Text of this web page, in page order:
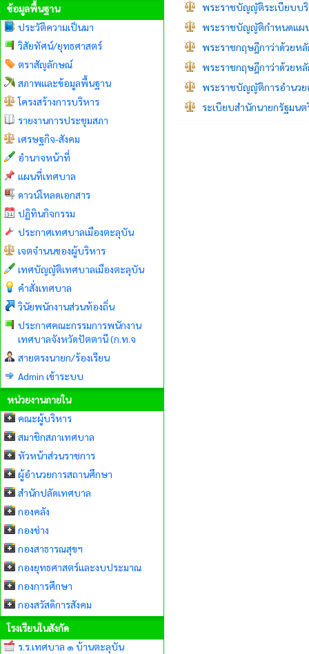
ข้อมูลพื้นฐาน
ประวัติความเป็นมา
วิสัยทัศน์/ยุทธศาสตร์
ตราสัญลักษณ์
สภาพและข้อมูลพื้นฐาน
โครงสร้างการบริหาร
รายงานการประชุมสภา
เศรษฐกิจ-สังคม
อำนาจหน้าที่
แผนที่เทศบาล
ดาวน์โหลดเอกสาร
ปฏิทินกิจกรรม
ประกาศเทศบาลเมืองตะลุบัน
เจตจำนนของผู้บริหาร
เทศบัญญัติเทศบาลเมืองตะลุบัน
คำสั่งเทศบาล
วินัยพนักงานส่วนท้องถิ่น
ประกาศคณะกรรมการพนักงาน
เทศบาลจังหวัดปัตตานี (ก.ท.จ
สายตรงนายก/ร้องเรียน
Admin เข้าระบบ
หน่วยงานภายใน
คณะผู้บริหาร
สมาชิกสภาเทศบาล
หัวหน้าส่วนราชการ
ผู้อำนวยการสถานศึกษา
สำนักปลัดเทศบาล
กองคลัง
กองช่าง
กองสาธารณสุขฯ
กองยุทธศาสตร์และงบประมาณ
กองการศึกษา
กองสวัสดิการสังคม
โรงเรียนในสังกัด
ร.ร.เทศบาล ๑ บ้านตะลุบัน
พระราชบัญญัติระเบียบบริ
พระราชบัญญัติกำหนดแผน
พระราชกฤษฎีกาว่าด้วยห
พระราชกฤษฎีกาว่าด้วยห
พระราชบัญญัติการอำนวย
ระเบียบสำนักนายกรัฐมน